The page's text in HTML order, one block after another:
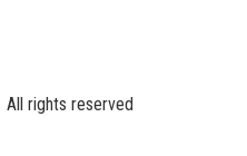
All rights reserved